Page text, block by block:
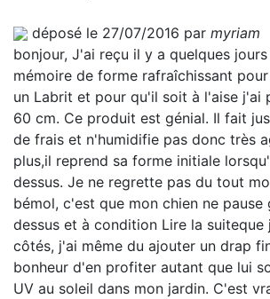
déposé le 27/07/2016 par myriam
bonjour, J'ai reçu il y a quelques
mémoire de forme rafraîchissant
un Labrit et pour qu'il soit à l'aise j'ai
60 cm. Ce produit est génial. Il fait
de frais et n'humidifie pas donc très
plus,il reprend sa forme initiale
dessus. Je ne regrette pas du tout
bémol, c'est que mon chien ne pause
dessus et à condition Lire la suiteque
côtés, j'ai même du ajouter un drap
bonheur d'en profiter autant que lui
UV au soleil dans mon jardin. C'est